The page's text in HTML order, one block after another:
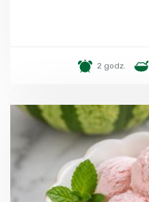
2 godz.